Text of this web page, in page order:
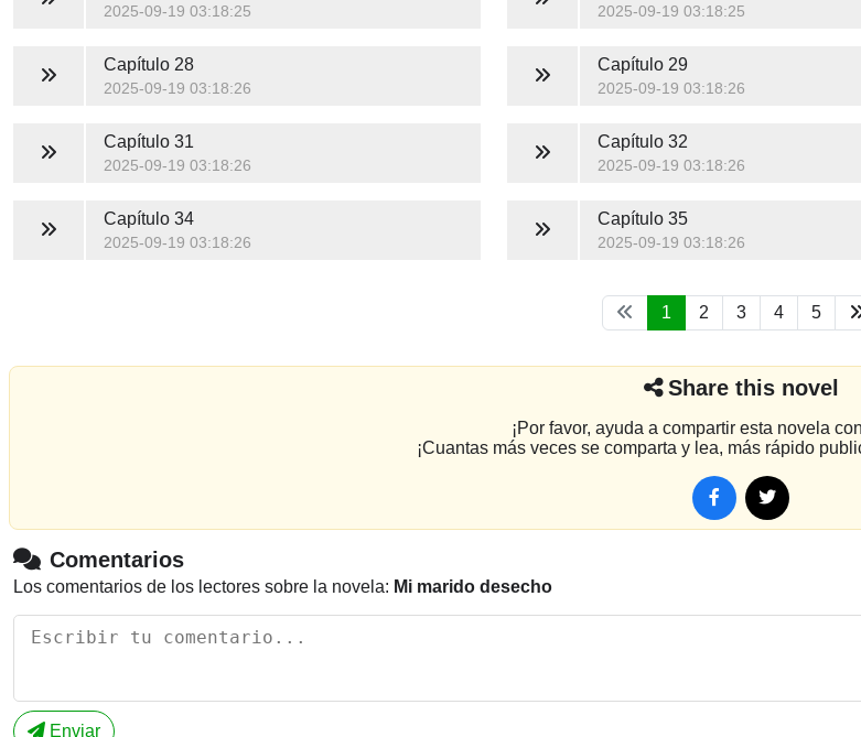
2025-09-19 03:18:25 2025-09-19 03:18:25
Capítulo 28
2025-09-19 03:18:26
Capítulo 29
2025-09-19 03:18:26
Capítulo 31
2025-09-19 03:18:26
Capítulo 32
2025-09-19 03:18:26
Capítulo 34
2025-09-19 03:18:26
Capítulo 35
2025-09-19 03:18:26
1 2 3 4 5
Share this novel
¡Por favor, ayuda a compartir esta novela
¡Cuantas más veces se comparta y lea, más rápido
Comentarios
Los comentarios de los lectores sobre la novela: Mi marido desecho
Enviar